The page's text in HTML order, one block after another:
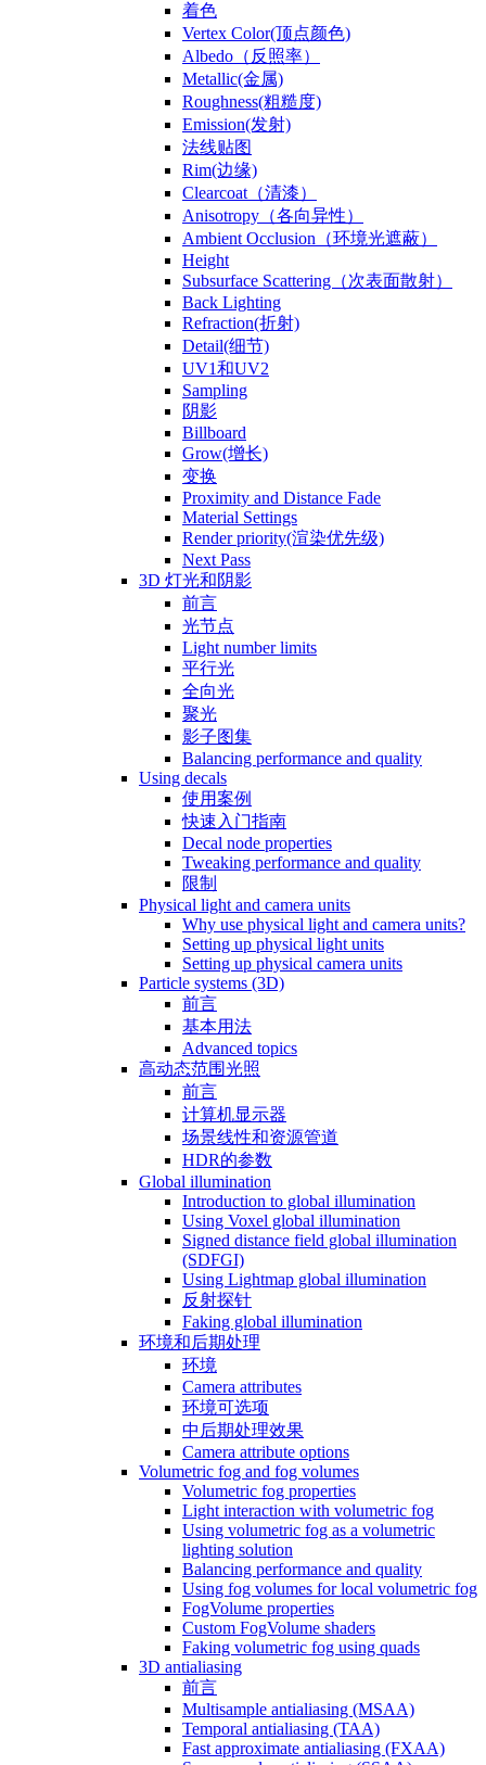
着色
Vertex Color(顶点颜色)
Albedo（反照率）
Metallic(金属)
Roughness(粗糙度)
Emission(发射)
法线贴图
Rim(边缘)
Clearcoat（清漆）
Anisotropy（各向异性）
Ambient Occlusion（环境光遮蔽）
Height
Subsurface Scattering（次表面散射）
Back Lighting
Refraction(折射)
Detail(细节)
UV1和UV2
Sampling
阴影
Billboard
Grow(增长)
变换
Proximity and Distance Fade
Material Settings
Render priority(渲染优先级)
Next Pass
3D 灯光和阴影
前言
光节点
Light number limits
平行光
全向光
聚光
影子图集
Balancing performance and quality
Using decals
使用案例
快速入门指南
Decal node properties
Tweaking performance and quality
限制
Physical light and camera units
Why use physical light and camera units?
Setting up physical light units
Setting up physical camera units
Particle systems (3D)
前言
基本用法
Advanced topics
高动态范围光照
前言
计算机显示器
场景线性和资源管道
HDR的参数
Global illumination
Introduction to global illumination
Using Voxel global illumination
Signed distance field global illumination
(SDFGI)
Using Lightmap global illumination
反射探针
Faking global illumination
环境和后期处理
环境
Camera attributes
环境可选项
中后期处理效果
Camera attribute options
Volumetric fog and fog volumes
Volumetric fog properties
Light interaction with volumetric fog
Using volumetric fog as a volumetric
lighting solution
Balancing performance and quality
Using fog volumes for local volumetric fog
FogVolume properties
Custom FogVolume shaders
Faking volumetric fog using quads
3D antialiasing
前言
Multisample antialiasing (MSAA)
Temporal antialiasing (TAA)
Fast approximate antialiasing (FXAA)